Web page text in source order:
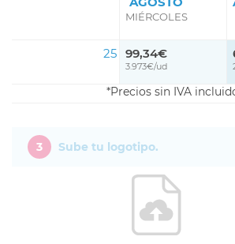
MIÉRCOLES
25 99,34€
3.973€/ud
Precios sin IVA
3 Sube tu logotipo.